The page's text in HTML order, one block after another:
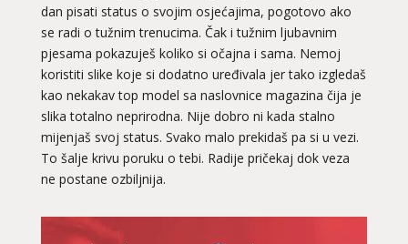
dan pisati status o svojim osjećajima, pogotovo ako
se radi o tužnim trenucima. Čak i tužnim ljubavnim
pjesama pokazuješ koliko si očajna i sama. Nemoj
koristiti slike koje si dodatno uređivala jer tako izgledaš
kao nekakav top model sa naslovnice magazina čija je
slika totalno neprirodna. Nije dobro ni kada stalno
mijenjaš svoj status. Svako malo prekidaš pa si u vezi.
To šalje krivu poruku o tebi. Radije pričekaj dok veza
ne postane ozbiljnija.